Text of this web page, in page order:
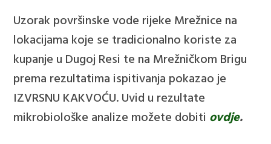
Uzorak površinske vode rijeke Mrežnice na
lokacijama koje se tradicionalno koriste za
kupanje u Dugoj Resi te na Mrežničkom Brigu
prema rezultatima ispitivanja pokazao je
IZVRSNU KAKVOĆU. Uvid u rezultate
mikrobiološke analize možete dobiti ovdje.